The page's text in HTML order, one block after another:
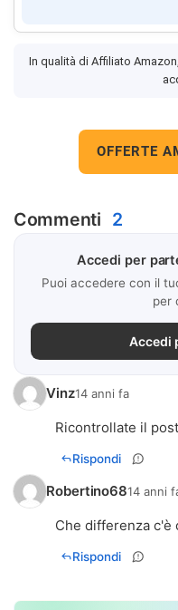
In qualità di Affiliato
OFFERTE
Commenti 2
Accedi per
Puoi accedere con il
per
Accedi
Vinz14 anni fa
Ricontrollate il
Rispondi
Robertino6814 anni
Che differenza c'è
Rispondi